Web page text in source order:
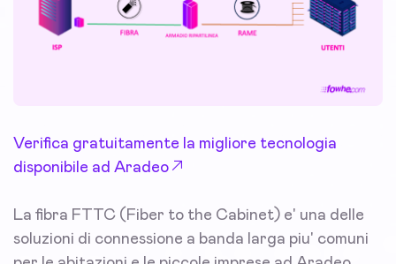
Verifica gratuitamente la migliore tecnologia
disponibile ad Aradeo
La fibra FTTC (Fiber to the Cabinet) e' una delle
soluzioni di connessione a banda larga piu' comuni